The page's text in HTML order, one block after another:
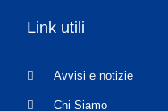
Link utili
Avvisi e notizie
Chi Siamo